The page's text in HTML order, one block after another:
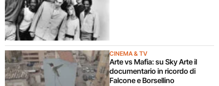
CINEMA & TV
Arte vs Mafia: su Sky Arte il
documentario in ricordo di
Falcone e Borsellino